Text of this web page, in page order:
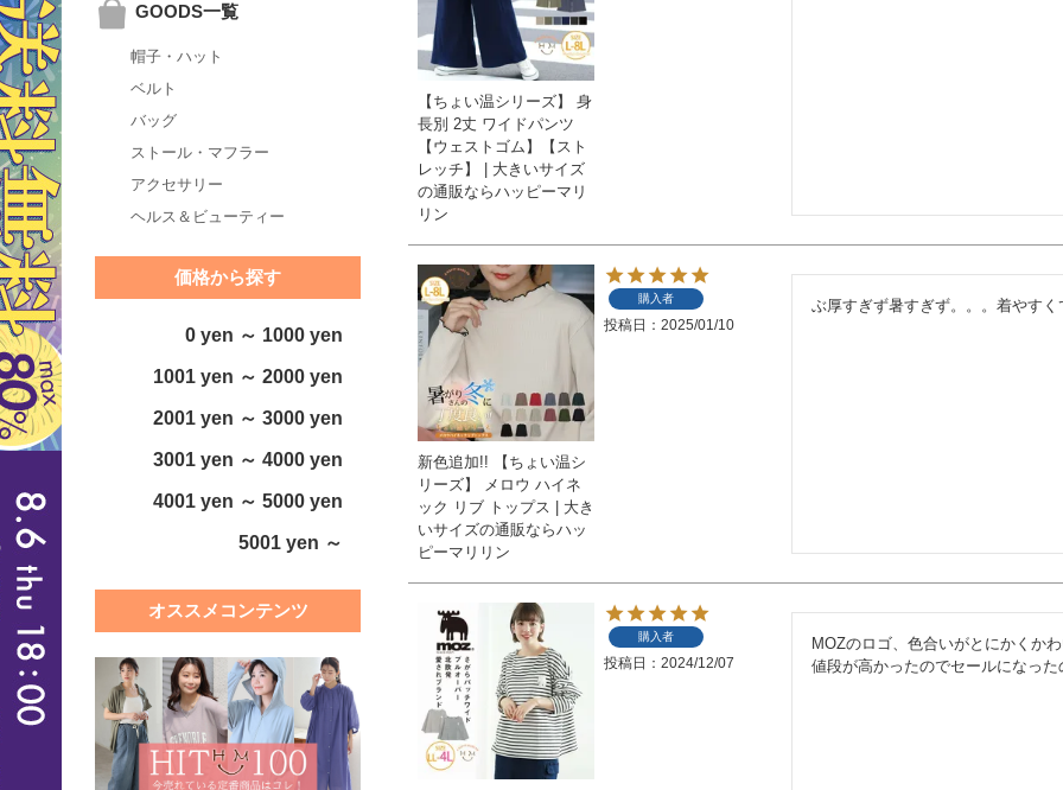
GOODS一覧
帽子・ハット
ベルト
バッグ
ストール・マフラー
アクセサリー
ヘルス＆ビューティー
価格から探す
0 yen ～ 1000 yen
1001 yen ～ 2000 yen
2001 yen ～ 3000 yen
3001 yen ～ 4000 yen
4001 yen ～ 5000 yen
5001 yen ～
オススメコンテンツ
【ちょい温シリーズ】 身
長別 2丈 ワイドパンツ
【ウェストゴム】【スト
レッチ】 | 大きいサイズ
の通販ならハッピーマリ
リン
新色追加!! 【ちょい温シ
リーズ】 メロウ ハイネ
ック リブ トップス | 大き
いサイズの通販ならハッ
ピーマリリン
購入者
投稿日 2025/01/10
ぶ厚すぎず暑すぎず。。。着やすく
購入者
投稿日 2024/12/07
MOZのロゴ、色合いがとにかくか
値段が高かったのでセールになった